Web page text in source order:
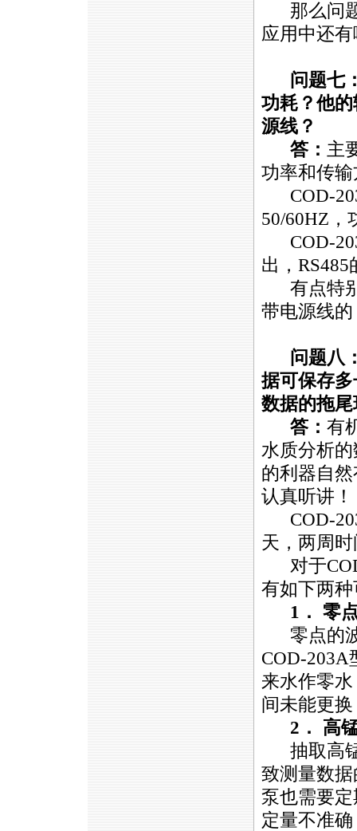
那么问
应用中还
问题七
功耗？他
源线？
答： 主
功率和传
COD-
50/60HZ，
COD-
出，
有点特
带电源线
问题八
据可保存
数据的拖
答： 有
水质分析
的利器自
认真听讲！
COD-
天，两周
对于
有如下两
1． 零
零点的波
COD-203A
来水作零
间未能更
2． 高
抽取高锰
致测量数
泵也需要
定量不准